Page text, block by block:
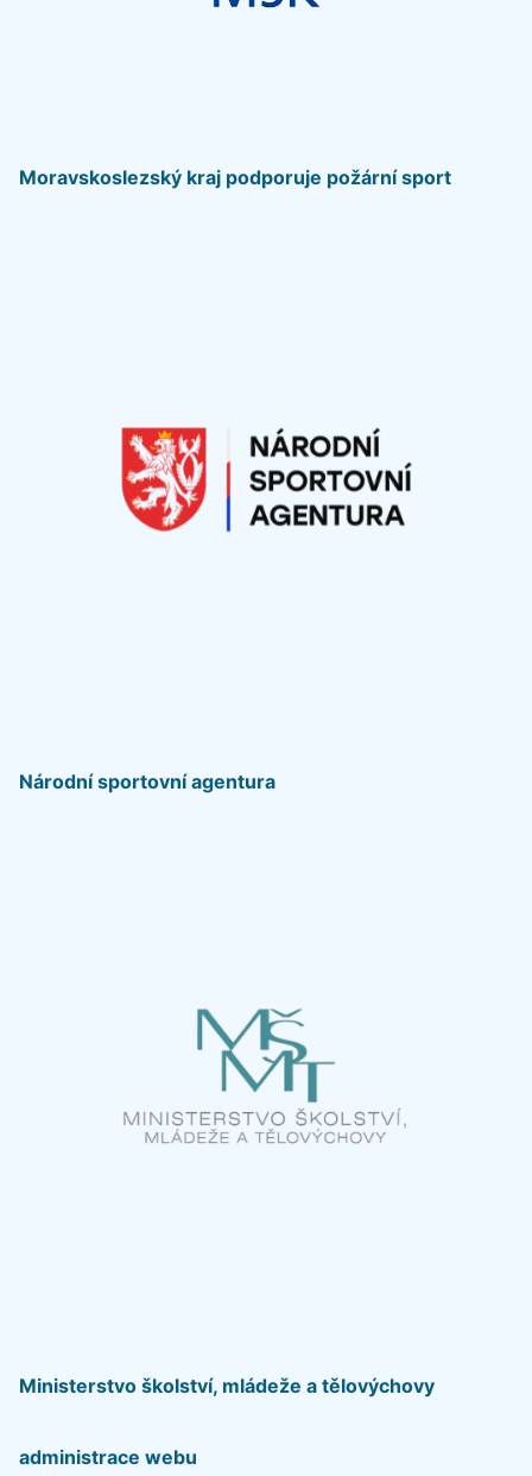
Moravskoslezský kraj podporuje požární sport
Národní sportovní agentura
Ministerstvo školství, mládeže a tělovýchovy
administrace webu